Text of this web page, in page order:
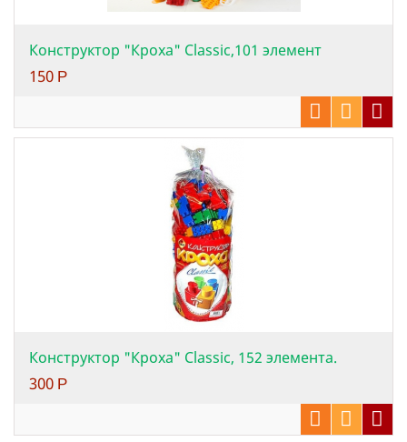
Конструктор "Кроха" Classiс,101 элемент
150 Р
Конструктор "Кроха" Classic, 152 элемента.
300 Р